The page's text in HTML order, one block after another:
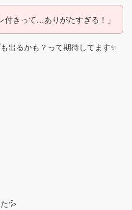
付きって…ありがたすぎる！」
出るかも？って期待してます✨
💦